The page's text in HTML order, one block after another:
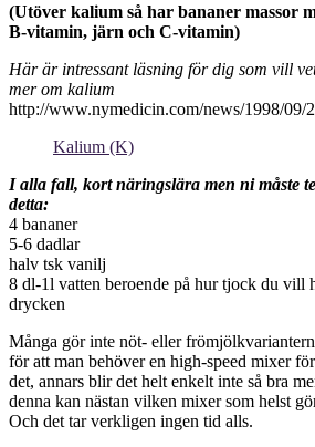
(Utöver kalium så har bananer massor
B-vitamin, järn och C-vitamin)
Här är intressant läsning för dig som vill
mer om kalium
http://www.nymedicin.com/news/1998/
Kalium (K)
I alla fall, kort näringslära men ni måste
detta:
4 bananer
5-6 dadlar
halv tsk vanilj
8 dl-1l vatten beroende på hur tjock du vill
drycken
Många gör inte nöt- eller
för att man behöver en high-speed mixer för
det, annars blir det helt enkelt inte så bra
denna kan nästan vilken mixer som helst
Och det tar verkligen ingen tid alls.